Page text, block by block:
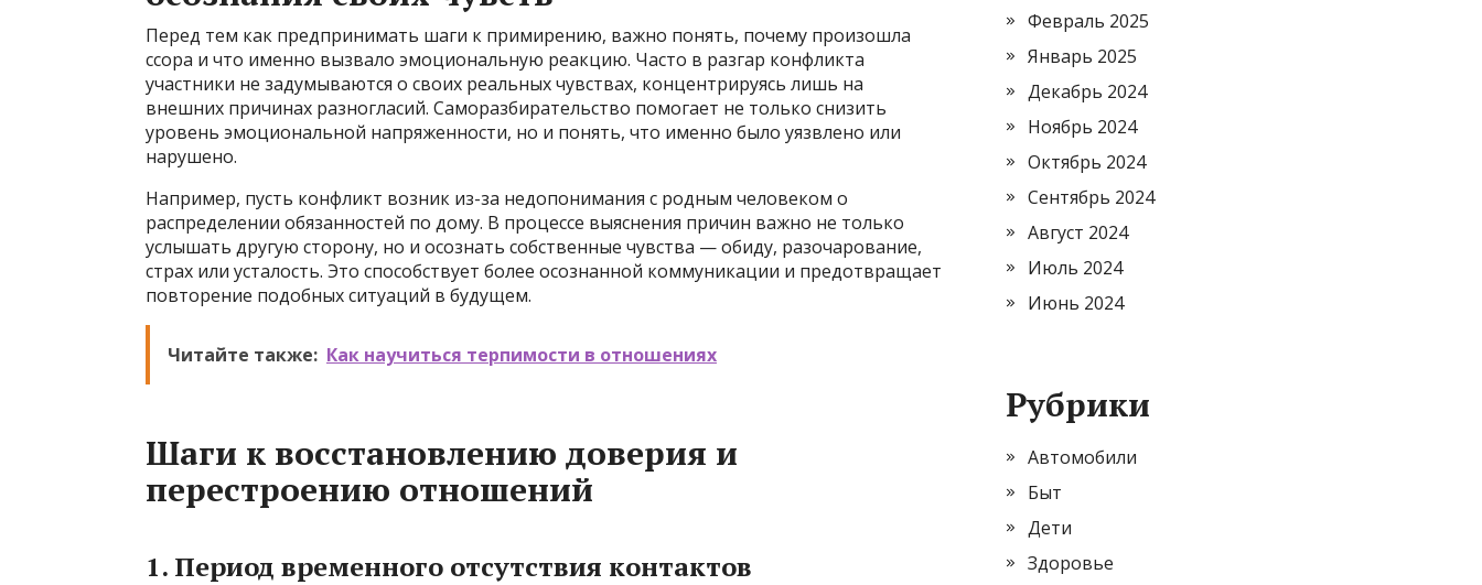
Перед тем как предпринимать шаги к примирению, важно понять, почему произошла
ссора и что именно вызвало эмоциональную реакцию. Часто в разгар конфликта
участники не задумываются о своих реальных чувствах, концентрируясь лишь на
внешних причинах разногласий. Саморазбирательство помогает не только снизить
уровень эмоциональной напряженности, но и понять, что именно было уязвлено или
нарушено.
Например, пусть конфликт возник из-за недопонимания с родным человеком о
распределении обязанностей по дому. В процессе выяснения причин важно не только
услышать другую сторону, но и осознать собственные чувства — обиду, разочарование,
страх или усталость. Это способствует более осознанной коммуникации и предотвращает
повторение подобных ситуаций в будущем.
Читайте также: Как научиться терпимости в отношениях
Шаги к восстановлению доверия и
перестроению отношений
1. Период временного отсутствия контактов
Февраль 2025
Январь 2025
Декабрь 2024
Ноябрь 2024
Октябрь 2024
Сентябрь 2024
Август 2024
Июль 2024
Июнь 2024
Рубрики
Автомобили
Быт
Дети
Здоровье